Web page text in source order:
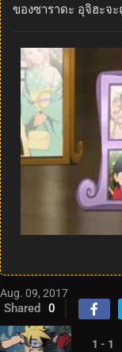
ของซาราดะ อุจิฮะจ
Aug. 09, 2017
Shared 0
1 - 1